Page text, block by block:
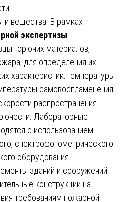
и вещества. В рамках
экспертизы
горючих материалов,
для определения их
характеристик: температуры
самовоспламенения,
распространения
Лабораторные
с использованием
спектрофотометрического
оборудования.
зданий и сооружений.
конструкции на
требованиям пожарной